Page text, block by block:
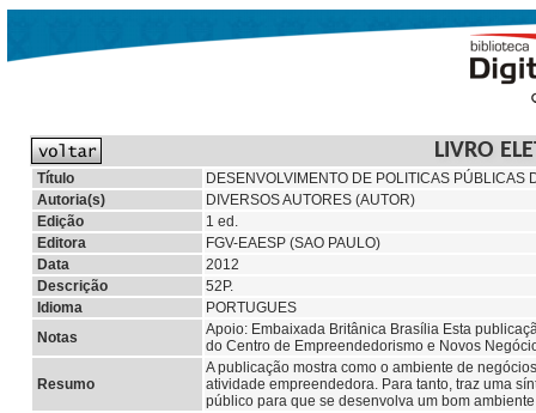
LIVRO
Título
DESENVOLVIMENTO DE POLITICAS PÚBLICAS
Autoria(s)
DIVERSOS AUTORES (AUTOR)
Edição
1 ed.
Editora
FGV-EAESP (SAO PAULO)
Data
2012
Descrição
52P.
Idioma
PORTUGUES
Notas
Apoio: Embaixada Britânica Brasília Esta
do Centro de Empreendedorismo e Novos
Resumo
A publicação mostra como o ambiente de
atividade empreendedora. Para tanto, traz uma
público para que se desenvolva um bom